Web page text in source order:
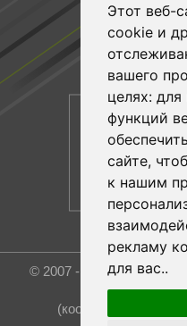
Этот веб-
cookie и
вашего
целях: для
функций
сайте,
к нашим
рекламу
для вас..
YouTube
Linkedin
© 2007 - 2026 Rost Group
(координатор и